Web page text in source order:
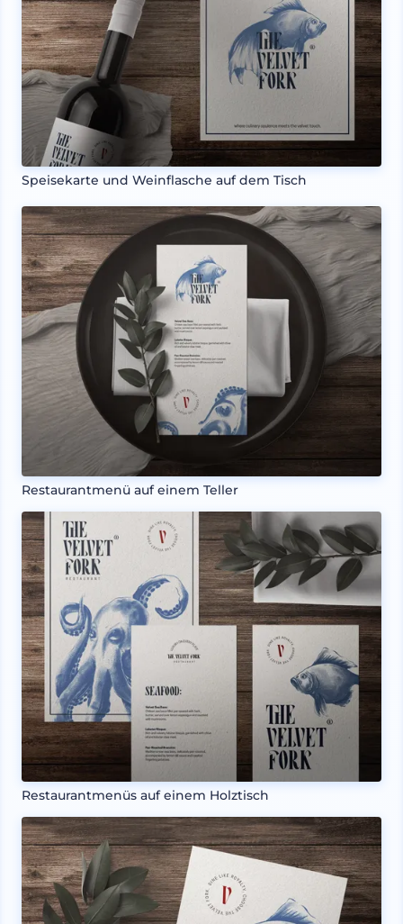
Speisekarte und Weinflasche auf dem Tisch
Restaurantmenü auf einem Teller
Restaurantmenüs auf einem Holztisch